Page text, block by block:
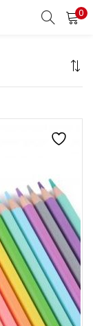
0
REGISTER